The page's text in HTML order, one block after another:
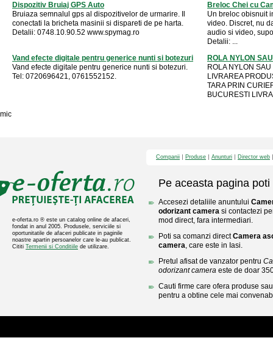
Dispozitiv Bruiaj GPS Auto
Bruiaza semnalul gps al dispozitivelor de urmarire. Il
conectati la bricheta masinii si dispareti de pe harta.
Detalii: 0748.10.90.52 www.spymag.ro
Breloc Chei cu
Un breloc obisnuit
video. Discret, nu
audio si video,
Detalii: ...
Vand efecte digitale pentru generice nunti si botezuri
Vand efecte digitale pentru generice nunti si botezuri.
Tel: 0720696421, 0761552152.
ROLA NYLON
ROLA NYLON
LIVRAREA
TARA PRIN
BUCURESTI
mic
e-oferta.ro ® este un catalog online de afaceri,
fondat in anul 2005. Produsele, serviciile si
oportunitatile de afaceri publicate in paginile
noastre apartin persoanelor care le-au publicat.
Cititi Termenii si Conditiile de utilizare.
Companii Produse Anunturi Director web
Pe aceasta pagina poti
Accesezi detaliile anuntului
odorizant camera si contactezi
mod direct, fara intermediari.
Poti sa comanzi directCamera
camera, care este in Iasi.
Pretul afisat de vanzator pentru
odorizant camera este de doar
Cauti firme care ofera produse
pentru a obtine cele mai